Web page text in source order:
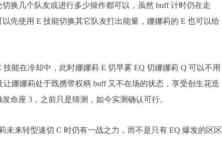
换几个队友或进行多少操作都可以，虽然 buff 计时仍在走
先使用 E 技能切换其它队友打出能量，娜娜莉的 E 也可以给
能在冷却中，此时娜娜莉 E 切早雾 EQ 切娜娜莉 Q 可以不用
娜娜莉处于既携带权柄 buff 又不在场的状态，享受创生花造
命座 3，之前只是猜测，如今实测确认可行。
未来转型速切 C 时仍有一战之力，而不是只有 EQ 爆发的区区